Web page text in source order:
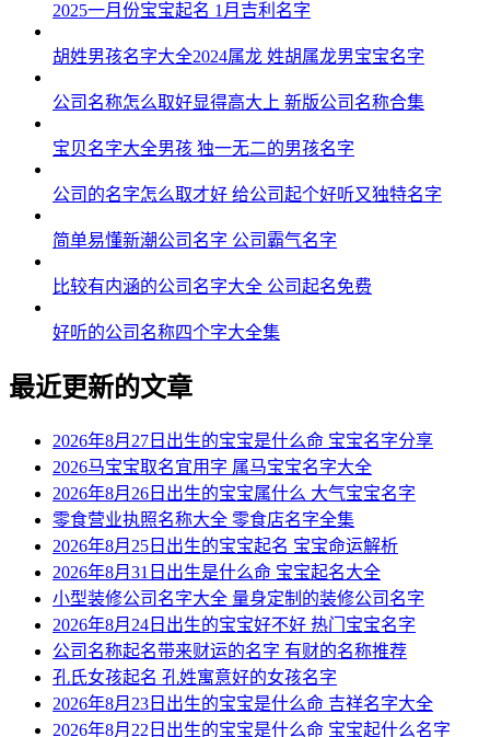
2025一月份宝宝起名 1月吉利名字
胡姓男孩名字大全2024属龙 姓胡属龙男宝宝名字
公司名称怎么取好显得高大上 新版公司名称合集
宝贝名字大全男孩 独一无二的男孩名字
公司的名字怎么取才好 给公司起个好听又独特名字
简单易懂新潮公司名字 公司霸气名字
比较有内涵的公司名字大全 公司起名免费
好听的公司名称四个字大全集
最近更新的文章
2026年8月27日出生的宝宝是什么命 宝宝名字分享
2026马宝宝取名宜用字 属马宝宝名字大全
2026年8月26日出生的宝宝属什么 大气宝宝名字
零食营业执照名称大全 零食店名字全集
2026年8月25日出生的宝宝起名 宝宝命运解析
2026年8月31日出生是什么命 宝宝起名大全
小型装修公司名字大全 量身定制的装修公司名字
2026年8月24日出生的宝宝好不好 热门宝宝名字
公司名称起名带来财运的名字 有财的名称推荐
孔氏女孩起名 孔姓寓意好的女孩名字
2026年8月23日出生的宝宝是什么命 吉祥名字大全
2026年8月22日出生的宝宝是什么命 宝宝起什么名字